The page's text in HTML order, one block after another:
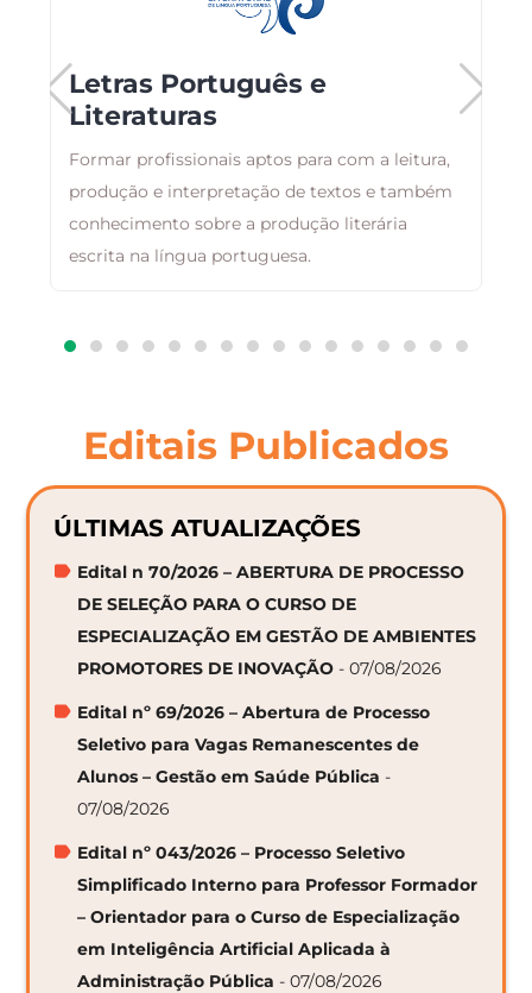
Letras Português e
Literaturas
Formar profissionais aptos para com a leitura,
produção e interpretação de textos e também
conhecimento sobre a produção literária
escrita na língua portuguesa.
Editais Publicados
ÚLTIMAS ATUALIZAÇÕES
Edital n 70/2026 – ABERTURA DE PROCESSO
DE SELEÇÃO PARA O CURSO DE
ESPECIALIZAÇÃO EM GESTÃO DE AMBIENTES
PROMOTORES DE INOVAÇÃO - 07/08/2026
Edital nº 69/2026 – Abertura de Processo
Seletivo para Vagas Remanescentes de
Alunos – Gestão em Saúde Pública -
07/08/2026
Edital nº 043/2026 – Processo Seletivo
Simplificado Interno para Professor Formador
– Orientador para o Curso de Especialização
em Inteligência Artificial Aplicada à
Administração Pública - 07/08/2026